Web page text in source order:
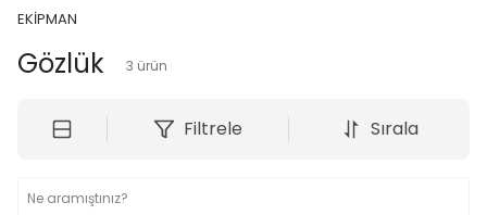
EKİPMAN
Gözlük 3 ürün
Filtrele Sırala